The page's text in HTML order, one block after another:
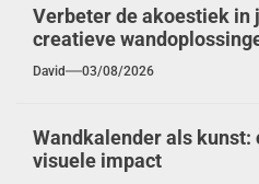
Verbeter de akoestiek in
creatieve
David 03/08/2026
Wandkalender als
visuele impact